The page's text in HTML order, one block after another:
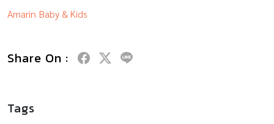
Amarin Baby & Kids
Share On :
Tags